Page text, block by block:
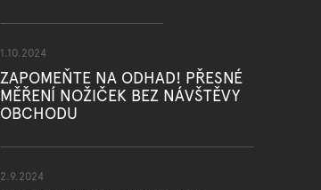
1.10.2024
ZAPOMEŇTE NA ODHAD! PŘESNÉ
MĚŘENÍ NOŽIČEK BEZ NÁVŠTĚVY
OBCHODU
2.9.2024